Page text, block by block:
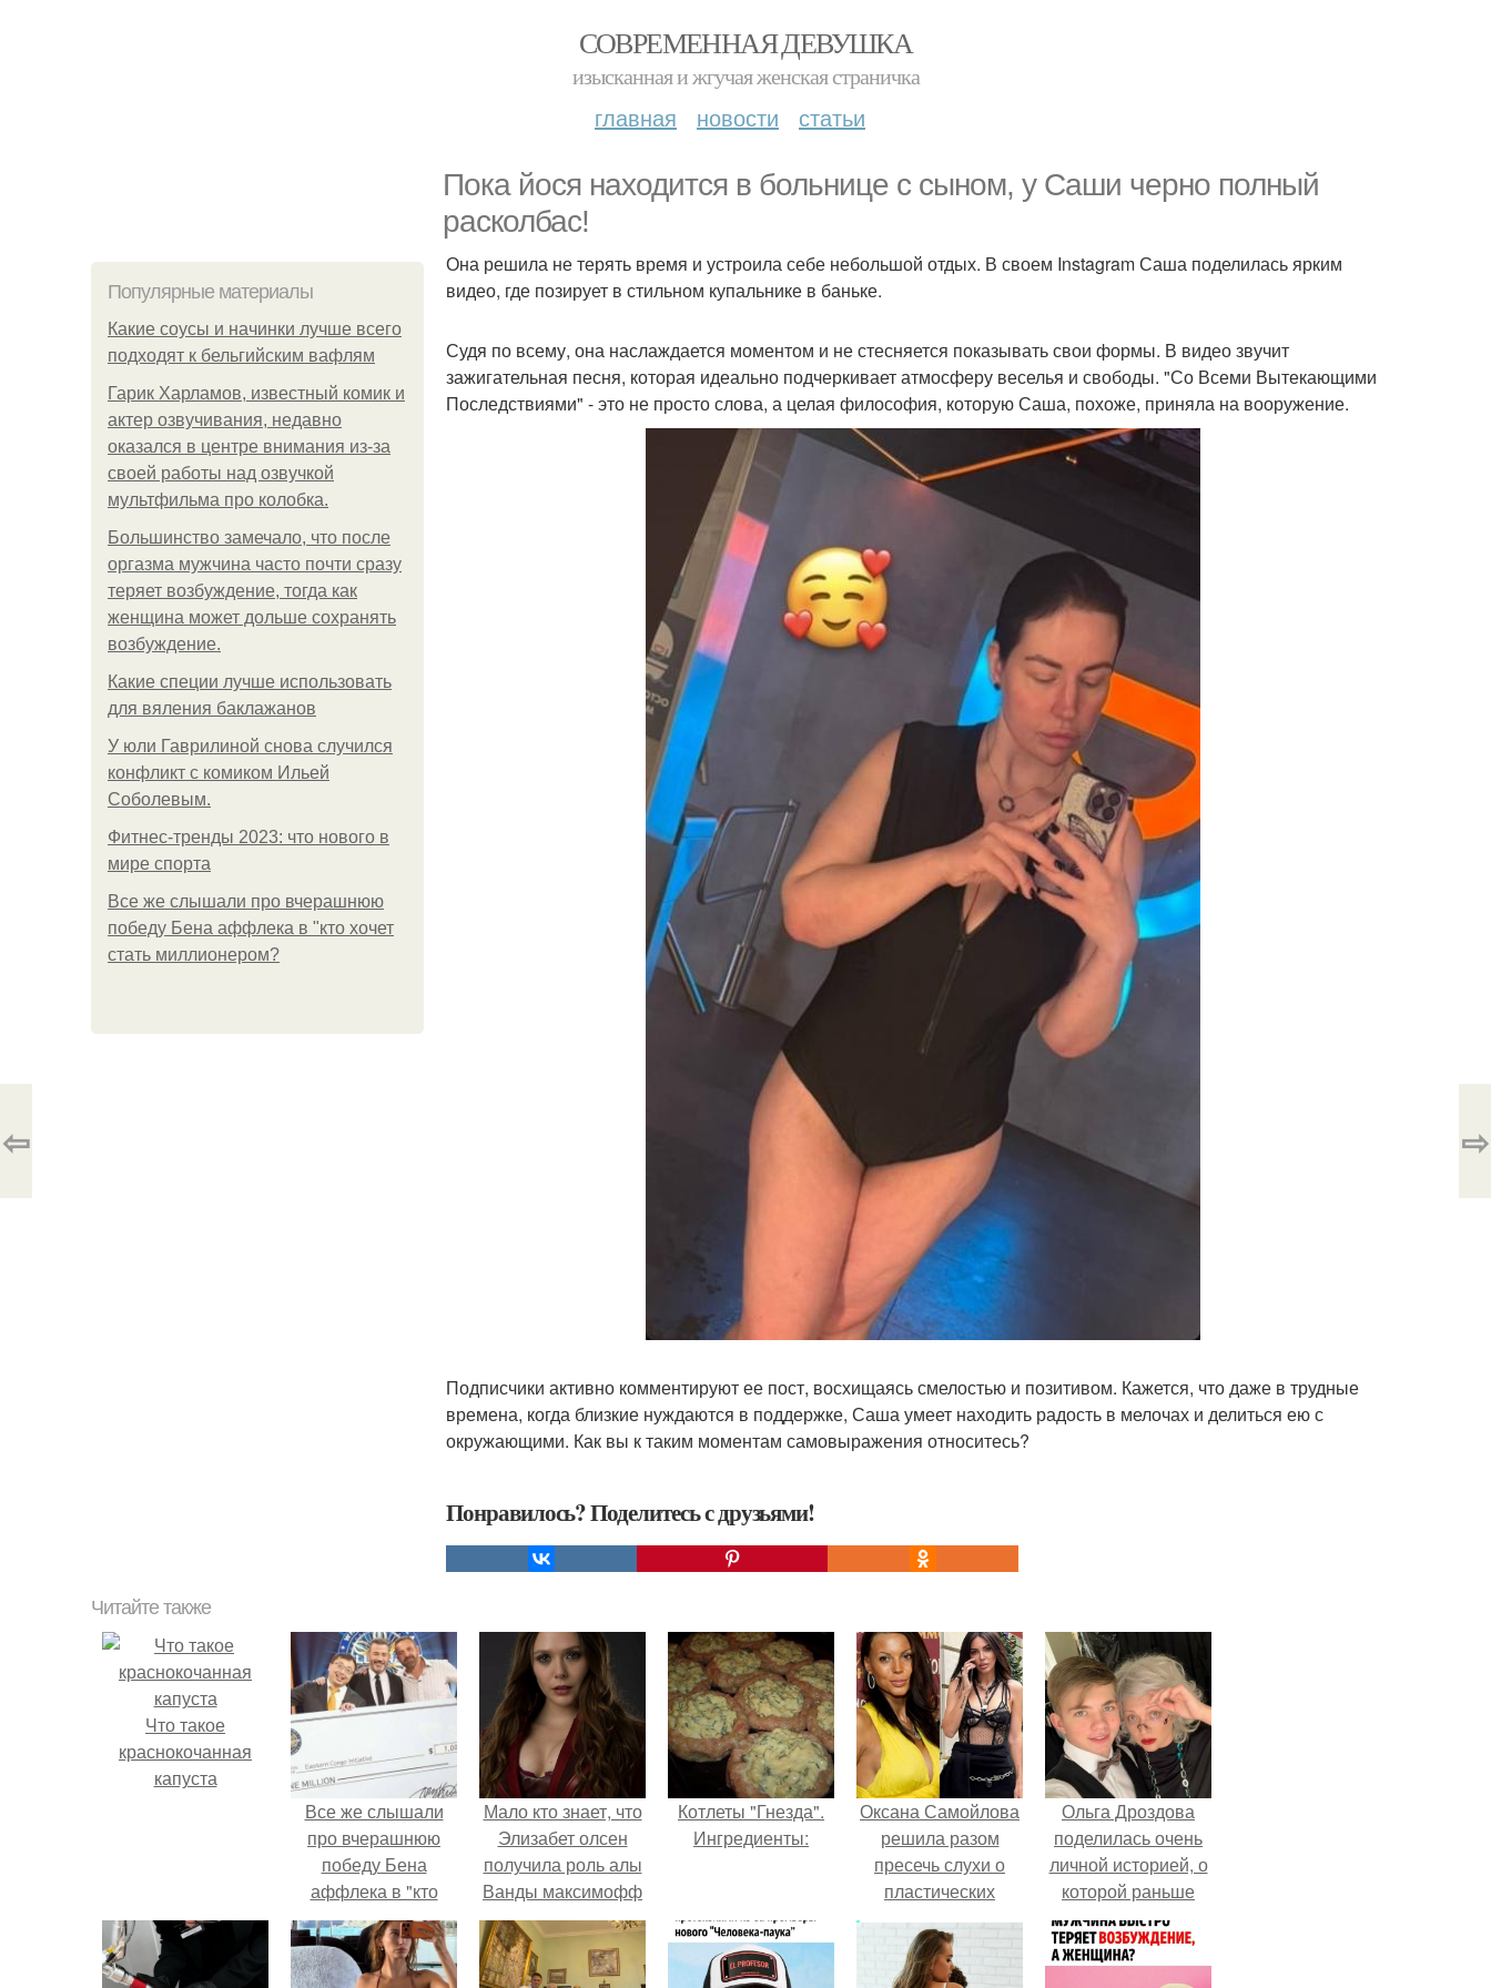
СОВРЕМЕННАЯ ДЕВУШКА
изысканная и жгучая женская страничка
главная новости статьи
Пока йося находится в больнице с сыном, у Саши черно полный
расколбас!
Популярные материалы
Какие соусы и начинки лучше всего
подходят к бельгийским вафлям
Гарик Харламов, известный комик и
актер озвучивания, недавно
оказался в центре внимания из-за
своей работы над озвучкой
мультфильма про колобка.
Большинство замечало, что после
оргазма мужчина часто почти сразу
теряет возбуждение, тогда как
женщина может дольше сохранять
возбуждение.
Какие специи лучше использовать
для вяления баклажанов
У юли Гаврилиной снова случился
конфликт с комиком Ильей
Соболевым.
Фитнес-тренды 2023: что нового в
мире спорта
Все же слышали про вчерашнюю
победу Бена аффлека в "кто хочет
стать миллионером?
Она решила не терять время и устроила себе небольшой отдых. В своем Instagram Саша поделилась ярким
видео, где позирует в стильном купальнике в баньке.
Судя по всему, она наслаждается моментом и не стесняется показывать свои формы. В видео звучит
зажигательная песня, которая идеально подчеркивает атмосферу веселья и свободы. "Со Всеми Вытекающими
Последствиями" - это не просто слова, а целая философия, которую Саша, похоже, приняла на вооружение.
Подписчики активно комментируют ее пост, восхищаясь смелостью и позитивом. Кажется, что даже в трудные
времена, когда близкие нуждаются в поддержке, Саша умеет находить радость в мелочах и делиться ею с
окружающими. Как вы к таким моментам самовыражения относитесь?
Понравилось? Поделитесь с друзьями!
⇦ ⇨
Читайте также
Что такое
краснокочанная
капуста
Все же слышали
про вчерашнюю
победу Бена
аффлека в "кто
хочет стать
миллионером?
Мало кто знает, что
Элизабет олсен
получила роль алы
Ванды максимофф
не сразу.
Котлеты "Гнезда".
Ингредиенты:
Оксана Самойлова
решила разом
пресечь слухи о
пластических
операциях и
публично
прояснила
Ольга Дроздова
поделилась очень
личной историей, о
которой раньше
почти не говорила.